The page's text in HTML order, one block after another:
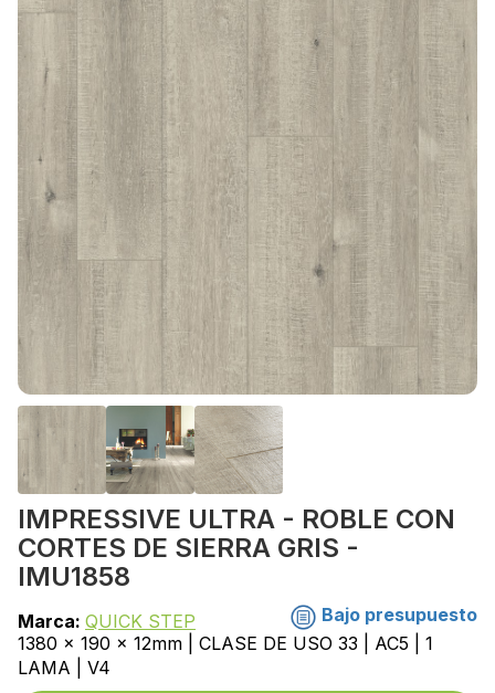
IMPRESSIVE ULTRA - ROBLE CON
CORTES DE SIERRA GRIS -
IMU1858
Marca: QUICK STEP
Bajo presupuesto
1380 x 190 x 12mm | CLASE DE USO 33 | AC5 | 1
LAMA | V4